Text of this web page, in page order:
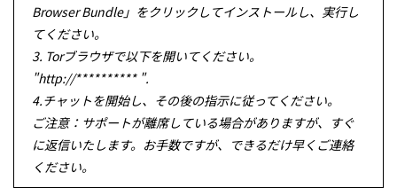
Browser Bundle」をクリックしてインストールし、実行し
てください。
3. Torブラウザで以下を開いてください。
"http://********** ".
4.チャットを開始し、その後の指示に従ってください。
ご注意：サポートが離席している場合がありますが、すぐ
に返信いたします。お手数ですが、できるだけ早くご連絡
ください。